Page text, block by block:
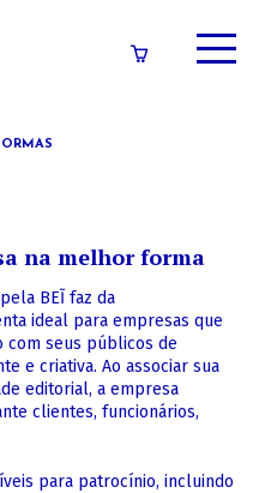
na melhor forma
BEĨ faz da
ideal para empresas que
com seus públicos de
e criativa. Ao associar sua
editorial, a empresa
clientes, funcionários,
para patrocínio, incluindo